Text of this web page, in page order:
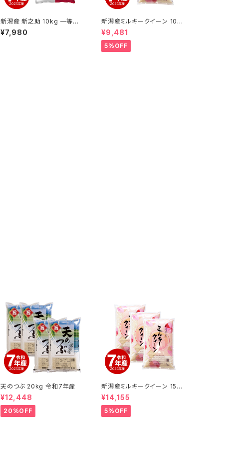
新潟産 新之助 10kg 一等米
令和7年産
¥7,980
新潟産ミルキークイーン 10k
g 令和7年産
¥9,481
5%OFF
天のつぶ 20kg 令和7年産
¥12,448
20%OFF
新潟産ミルキークイーン 15k
g 令和7年産
¥14,155
5%OFF